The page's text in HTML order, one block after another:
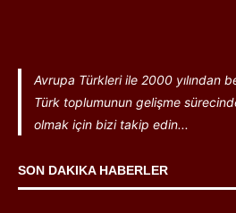
Avrupa Türkleri ile 2000 yılından
Türk toplumunun gelişme
olmak için bizi takip edin...
SON DAKIKA HABERLER